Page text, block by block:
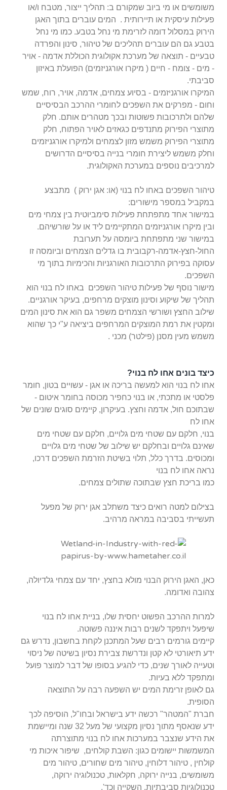
משומשים או מי ביוב שמקורם ב: תהליך ייצור, מטבח ו/או
פעילות עיסקית או תיירותית . המים עוברים בתוך האגן
הירוק במסלול דומה לזרימת מי נחל בטבע. כמו מי נחל
בטבע גם הם עוברים תהליכים של טיהור, סינון והפרדה
טבעיים - תוצאה של מערכת אקולוגית הכוללת אדמה - אויר
- מים - צומח - חיים ( מיקרו אורגניזמים) הפועלת באיזון
סביבתי.
המיקרו אורגניזמים - בסיוע צמחים, אדמה, אויר, רוח, שמש
וחום - מפרקים את השפכים לחומרי ההרכב הבסיסיים
שלהם ולתרכובות פשוטות ובכך מטהרים אותם. חלק
מתוצרי הפירוק מתנדפים כגאזים לאויר הפתוח, חלק
מתוצרי הפירוק משמש מזון לצמחים ולמיקרו אורגניזמים
וחלק משמש ליצירת חומרי בנייה בסיסיים הדרושים
למרכיבים נוספים במערכת האקולוגית.
טיהור השפכים באחו לח בנוי (או: אגן ירוק ) מתבצע
במקביל במספר מישורים:
במישור אחד מתפתחת פעילות סימביוטית בין צמחי מים
ובין מיקרו אורגניזמים המתקיימים ליד או על שורשיהם.
במישור שני מתפתחת ביומסה על תערובת
החול-חצץ-אדמה-רקבובית בו גדלים הצמחים וביומסה זו
עסוקה בפירוק התרכובות האורגניות והכימיות בתוך מי
השפכים.
מישור נוסף של פעילות טיהור השפכים באחו לח בנוי הוא
תהליך של שיקוע וסינון מוצקים מרחפים, בעיקר אורגניים.
שילוב החצץ ושורשי הצמחים משפר גם הוא את סינון המים
ומקטין את רמת המוצקים המרחפים ביציאה ע"י כך שהוא
משמש מעין מסנן (פילטר) מכני .
כיצד בונים אחו לח בנוי?
אחו לח בנוי הוא למעשה בריכה או אגן - עשויים בטון, חומר
פלסטי או מתכתי, או בנוי כחפיר מכוסה בחומר איטום -
שבתוכם חול, אדמה וחצץ. בעיקרון, קיימים סוגים שונים של
אחו לח
בנוי, חלקם עם שטחי מים גלויים, חלקם עם שטחי מים
שאינם גלויים ובחלקם יש שילוב של שטחי מים גלויים
ומכוסים. בדרך כלל, תלוי בשיטת הזרמת השפכים דרכו,
נראה אחו לח בנוי
כמו בריכת חצץ שבתוכה שתולים צמחים.
בצילום למטה רואים כיצד משתלב אגן ירוק של מפעל
תעשייתי בסביבה במראה מרהיב.
כאן, האגן הירוק הבנוי מולא בחצץ, יחד עם צמחי גלדיולה,
צהובה ואדומה.
למרות ההרכב הפשוט יחסית שלו, בניית אחו לח בנוי
שיפעל ויתפקד לשנים רבות איננה פשוטה.
קיימים גורמים רבים שעל המתכנן לקחת בחשבון, נדרש גם
ידע תיאורטי לא קטן ונדרשת צבירת נסיון בשיטה של ניסוי
וטעייה לאורך שנים, כדי להגיע בסופו של דבר למוצר פועל
ומתפקד ללא בעיות.
גם לאופן זרימת המים יש השפעה רבה על התוצאה
הסופית.
חברת "המטהר" רכשה ידע בישראל ובחו"ל, הוסיפה לכך
ידע שנאסף מתוך נסיון מקצועי של מעל 32 שנה ומיישמת
את הידע שנצבר במערכות אחו לח בנוי מתוצרתה
המשמשות יישומים כגון: השבת קולחים, שיפור איכות מי
קולחין , טיהור דלוחין, טיהור מים שחורים, טיהור מים
משומשים, בנייה ירוקה, חקלאות, טכנולוגיה ירוקה,
טכנולוגיות סביבתיות, השקייה וכד'.